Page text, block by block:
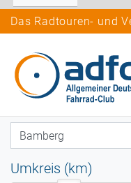
Das Radtouren- und
Umkreis (km)